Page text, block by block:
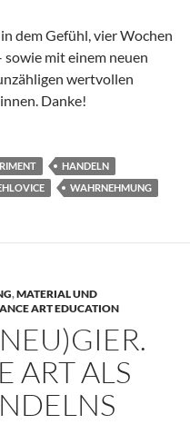
dem Gefühl, vier Wochen
sowie mit einem neuen
wertvollen
Danke!
HANDELN
WAHRNEHMUNG
,MATERIAL UND
ART EDUCATION
ART ALS